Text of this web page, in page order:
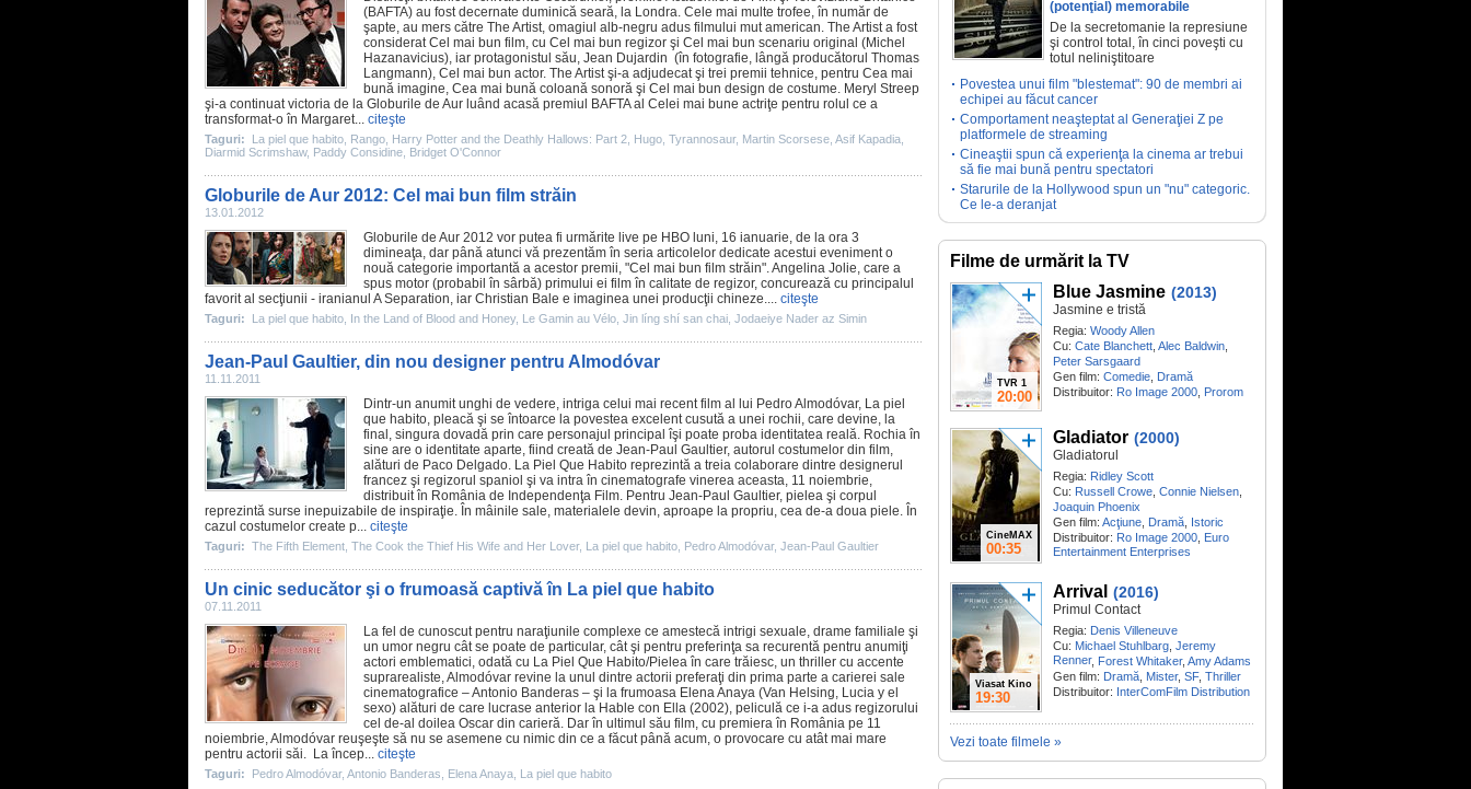
(BAFTA) au fost decernate duminică seară, la Londra. Cele mai multe trofee, în număr de
şapte, au mers către The Artist, omagiul alb-negru adus filmului mut american. The Artist a fost
considerat Cel mai bun film, cu Cel mai bun regizor şi Cel mai bun scenariu original (Michel
Hazanavicius), iar protagonistul său, Jean Dujardin (în fotografie, lângă producătorul Thomas
Langmann), Cel mai bun actor. The Artist şi-a adjudecat şi trei premii tehnice, pentru Cea mai
bună imagine, Cea mai bună coloană sonoră şi Cel mai bun design de costume. Meryl Streep
şi-a continuat victoria de la Globurile de Aur luând acasă premiul
BAFTA al Celei mai bune actriţe pentru rolul ce a
transformat-o în Margaret... citeşte
Taguri: La piel que habito Rango Harry Potter and the Deathly Hallows: Part 2 Hugo Tyrannosaur, Martin Scorsese Asif Kapadia
Diarmid Scrimshaw, Paddy Considine Bridget O'Connor
Globurile de Aur 2012: Cel mai bun film străin
13.01.2012
Globurile de Aur 2012 vor putea fi urmărite live pe HBO luni, 16 ianuarie, de la ora 3
dimineaţa, dar până atunci vă prezentăm în seria articolelor dedicate acestui eveniment o
nouă categorie importantă a acestor premii, "Cel mai bun film străin". Angelina Jolie, care a
spus motor (probabil în sârbă) primului ei film în calitate de regizor, concurează cu principalul
favorit al secţiunii - iranianul A Separation, iar Christian Bale e imaginea unei producţii chineze.... citeşte
Taguri: La piel que habito In the Land of Blood and Honey, Le Gamin au Vélo Jin líng shí san chai Jodaeiye Nader az Simin
Jean-Paul Gaultier, din nou designer pentru Almodóvar
11.11.2011
Dintr-un anumit unghi de vedere, intriga celui mai recentfilm al lui Pedro Almodóvar, La piel
que habito, pleacă şi se întoarce la povestea excelent cusută a unei rochii, care devine, la
final, singura dovadă prin care personajul principal îşi poate proba identitatea reală. Rochia în
sine are o identitate aparte, fiind creată de Jean-Paul Gaultier, autorul costumelor din film,
alături de Paco Delgado. La Piel Que Habito reprezintă a treia colaborare dintre designerul
francez şi regizorul spaniol şi va intra în cinematografe vinerea aceasta, 11 noiembrie,
distribuit în România de Independenţa Film. Pentru Jean-Paul Gaultier, pielea şi corpul
reprezintă surse inepuizabile de inspiraţie. În mâinile sale, materialele devin, aproape la propriu, cea de-a doua piele. În
cazul costumelor create p... citeşte
Taguri: The Fifth Element The Cook the Thief His Wife and Her Lover, La piel que habito Pedro Almodóvar, Jean-Paul Gaultier
Un cinic seducător şi o frumoasă captivă în La piel que habito
07.11.2011
La fel de cunoscut pentru naraţiunile complexe ce amestecă intrigi sexuale, drame familiale şi
un umor negru cât se poate de particular, cât şi pentru preferinţa sa recurentă pentru anumiţi
actori emblematici, odată cu La Piel Que Habito/Pielea în care trăiesc, un thriller cu accente
suprarealiste, Almodóvar revine la unul dintre actorii preferaţi din prima parte a carierei sale
cinematografice –Antonio Banderas – şi la frumoasa Elena Anaya (Van Helsing, Lucia y el
sexo) alături de care lucrase anterior la Hable con Ella (2002), peliculă ce i-a adus regizorului
cel de-al doilea Oscar din carieră. Dar în ultimul său film, cu premiera în România pe 11
noiembrie, Almodóvar reuşeşte să nu se asemene cu nimic din ce a făcut până acum, o provocare cu atât mai mare
pentru actorii săi. La încep... citeşte
Taguri: Pedro Almodóvar, Antonio Banderas Elena Anaya La piel que habito
(potenţial) memorabile
De la secretomanie la represiune
şi control total, în cinci poveşti cu
totul neliniştitoare
Povestea unui film "blestemat": 90 de membri ai
echipei au făcut cancer
Comportament neaşteptat al Generaţiei Z pe
platformele de streaming
Cineaştii spun că experienţa la cinema ar trebui
să fie mai bună pentru spectatori
Starurile de la Hollywood spun un "nu" categoric.
Ce le-a deranjat
Filme de urmărit la TV
TVR 1
20:00
Blue Jasmine (2013)
Jasmine e tristă
Regia: Woody Allen
Cu: Cate Blanchett Alec Baldwin
Peter Sarsgaard
Gen film: Comedie Dramă
Distribuitor: Ro Image 2000 Prorom
CineMAX
00:35
Gladiator (2000)
Gladiatorul
Regia: Ridley Scott
Cu: Russell Crowe Connie Nielsen
Joaquin Phoenix
Gen film: Acţiune Dramă Istoric
Distribuitor: Ro Image 2000 Euro
Entertainment Enterprises
Viasat Kino
19:30
Arrival (2016)
Primul Contact
Regia: Denis Villeneuve
Cu: Michael Stuhlbarg Jeremy
Renner, Forest Whitaker, Amy Adams
Gen film: Dramă Mister, SF, Thriller
Distribuitor: InterComFilm Distribution
Vezi toate filmele »